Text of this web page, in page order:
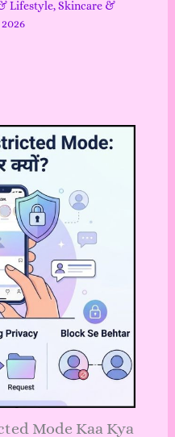
Lifestyle,Skincare &
Mode Kaa Kya